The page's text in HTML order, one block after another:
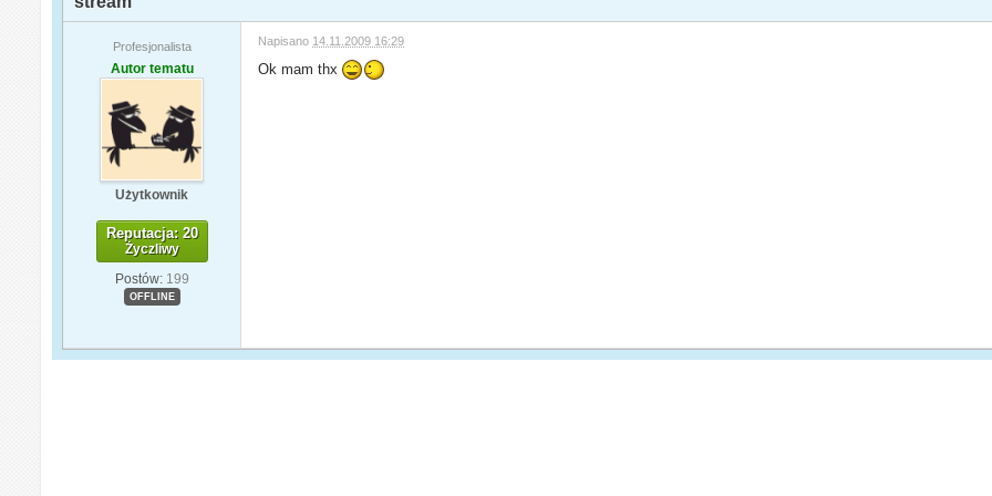
Profesjonalista
Autor tematu
Użytkownik
Reputacja: 20
Życzliwy
Postów: 199
OFFLINE
Napisano 14.11.2009 16:29
Ok mam thx